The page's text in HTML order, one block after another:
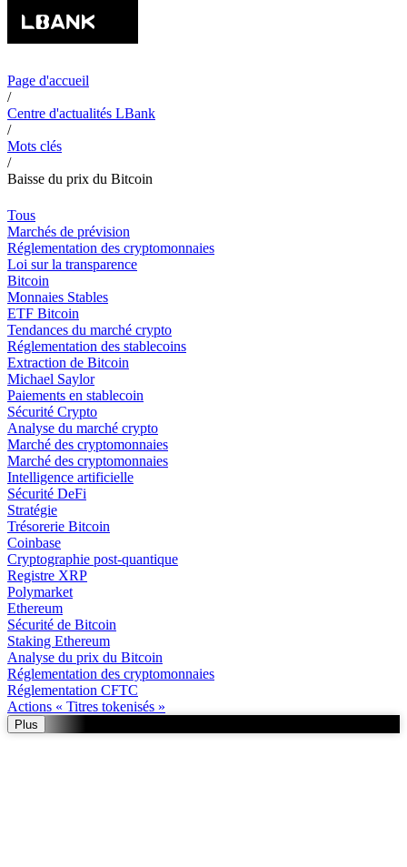
Page d'accueil
/
Centre d'actualités LBank
/
Mots clés
/
Baisse du prix du Bitcoin
Tous
Marchés de prévision
Réglementation des cryptomonnaies
Loi sur la transparence
Bitcoin
Monnaies Stables
ETF Bitcoin
Tendances du marché crypto
Réglementation des stablecoins
Extraction de Bitcoin
Michael Saylor
Paiements en stablecoin
Sécurité Crypto
Analyse du marché crypto
Marché des cryptomonnaies
Marché des cryptomonnaies
Intelligence artificielle
Sécurité DeFi
Stratégie
Trésorerie Bitcoin
Coinbase
Cryptographie post-quantique
Registre XRP
Polymarket
Ethereum
Sécurité de Bitcoin
Staking Ethereum
Analyse du prix du Bitcoin
Réglementation des cryptomonnaies
Réglementation CFTC
Actions « Titres tokenisés »
Plus